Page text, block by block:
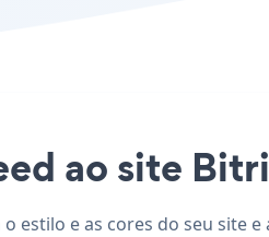
ao site
estilo e as cores do seu site